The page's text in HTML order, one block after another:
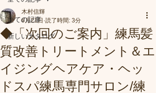
全ての記事
新しいカタログ
◆「次回のご案内」練馬髪
質改善トリートメント＆エ
イジングヘアケア・ヘッ
ドスパ練馬専門サロン/練
木村信輝
6月21日 読了時間: 3分